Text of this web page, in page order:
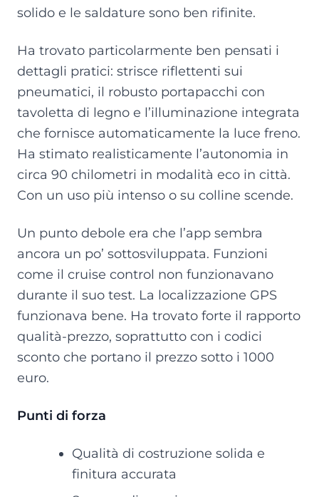
solido e le saldature sono ben rifinite.
Ha trovato particolarmente ben pensati i
dettagli pratici: strisce riflettenti sui
pneumatici, il robusto portapacchi con
tavoletta di legno e l’illuminazione integrata
che fornisce automaticamente la luce freno.
Ha stimato realisticamente l’autonomia in
circa 90 chilometri in modalità eco in città.
Con un uso più intenso o su colline scende.
Un punto debole era che l’app sembra
ancora un po’ sottosviluppata. Funzioni
come il cruise control non funzionavano
durante il suo test. La localizzazione GPS
funzionava bene. Ha trovato forte il rapporto
qualità-prezzo, soprattutto con i codici
sconto che portano il prezzo sotto i 1000
euro.
Punti di forza
Qualità di costruzione solida e
finitura accurata